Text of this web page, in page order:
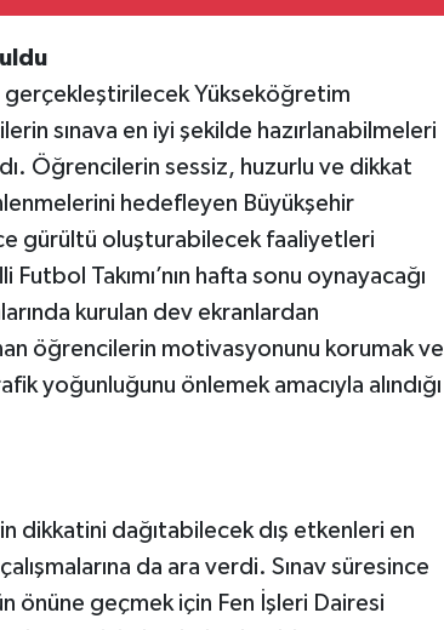
gerçekleştirilecek Yükseköğretim
sınava en iyi şekilde hazırlanabilmeleri
Öğrencilerin sessiz, huzurlu ve dikkat
hedefleyen Büyükşehir
gürültü oluşturabilecek faaliyetleri
Takımı’nın hafta sonu oynayacağı
kurulan dev ekranlardan
öğrencilerin motivasyonunu korumak ve
yoğunluğunu önlemek amacıyla alındığı
dikkatini dağıtabilecek dış etkenleri en
da ara verdi. Sınav süresince
önüne geçmek için Fen İşleri Dairesi